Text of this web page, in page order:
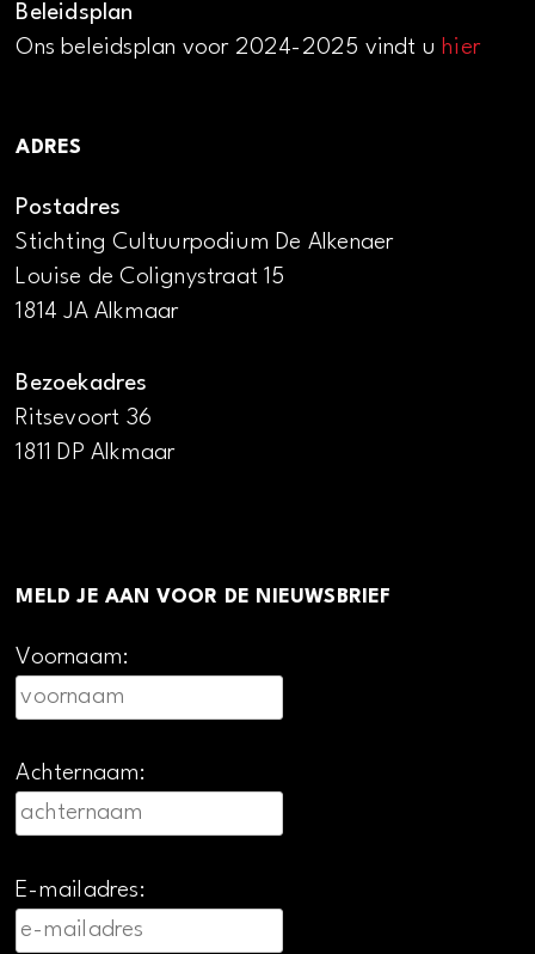
Beleidsplan
Ons beleidsplan voor 2024-2025 vindt uhier
ADRES
Postadres
Stichting Cultuurpodium De Alkenaer
Louise de Colignystraat 15
1814 JA Alkmaar
Bezoekadres
Ritsevoort 36
1811 DP Alkmaar
MELD JE AAN VOOR DE NIEUWSBRIEF
Voornaam:
Achternaam:
E-mailadres: